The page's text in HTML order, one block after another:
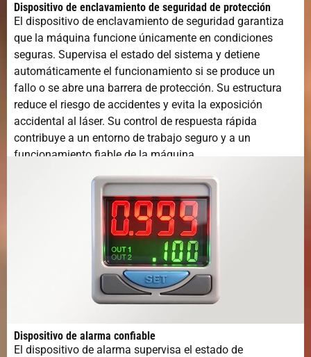
Dispositivo de enclavamiento de seguridad de protección
El dispositivo de enclavamiento de seguridad garantiza
que la máquina funcione únicamente en condiciones
seguras. Supervisa el estado del sistema y detiene
automáticamente el funcionamiento si se produce un
fallo o se abre una barrera de protección. Su estructura
reduce el riesgo de accidentes y evita la exposición
accidental al láser. Su control de respuesta rápida
contribuye a un entorno de trabajo seguro y a un
funcionamiento fiable de la máquina.
Dispositivo de alarma confiable
El dispositivo de alarma supervisa el estado de